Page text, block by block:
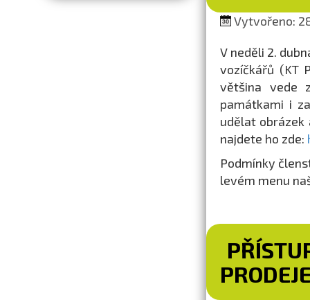
Vytvořeno:
V neděli 2.
vozíčkářů (KT
většina vede
památkami i
udělat
najdete ho zde:
Podmínky
levém menu